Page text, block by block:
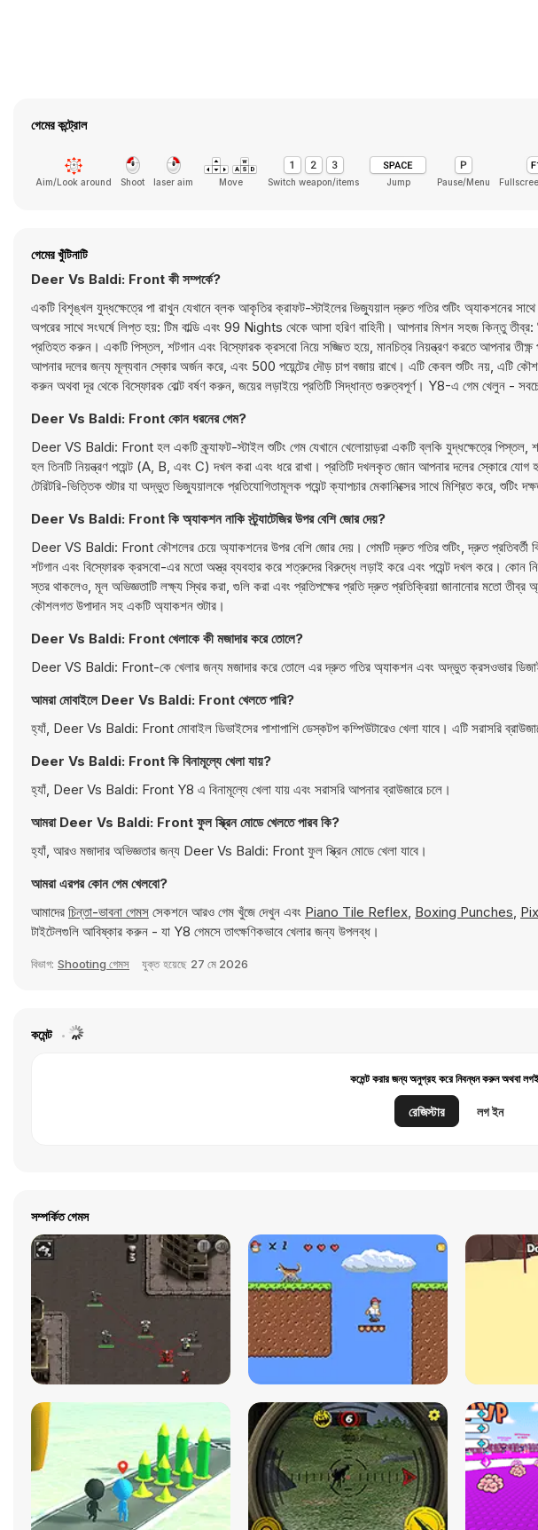
গেমের কন্ট্রোল
Aim/Look around Shoot laser aim Move Switch weapon/items Jump Pause/Menu
গেমের খুঁটিনাটি
Deer Vs Baldi: Front কী সম্পর্কে?
একটি বিশৃঙ্খল যুদ্ধক্ষেত্রে পা রাখুন যেখানে ব্লক আকৃতির ক্রাফট-স্টাইলের ভিজ্যুয়াল দ্রুত গতির শুটিং
অপরের সাথে সংঘর্ষে লিপ্ত হয়: টিম বাল্ডি এবং 99 Nights থেকে আসা হরিণ বাহিনী। আপনার মিশন সহজ কিন্তু
প্রতিহত করুন। একটি পিস্তল, শটগান এবং বিস্ফোরক ক্রসবো নিয়ে সজ্জিত হয়ে, মানচিত্র নিয়ন্ত্রণ করতে আপনার
আপনার দলের জন্য মূল্যবান স্কোর অর্জন করে, এবং 500 পয়েন্টের দৌড় চাপ বজায় রাখে। এটি কেবল শুটিং নয়, এটি
করুন অথবা দূর থেকে বিস্ফোরক বোল্ট বর্ষণ করুন, জয়ের লড়াইয়ে প্রতিটি সিদ্ধান্ত গুরুত্বপূর্ণ। Y8-এ গেম খেলুন -
Deer Vs Baldi: Front কোন ধরনের গেম?
Deer VS Baldi: Front হল একটি ক্র্যাফট-স্টাইল শুটিং গেম যেখানে খেলোয়াড়রা একটি ব্লকি যুদ্ধক্ষেত্রে
হল তিনটি নিয়ন্ত্রণ পয়েন্ট (A, B, এবং C) দখল করা এবং ধরে রাখা। প্রতিটি দখলকৃত জোন আপনার দলের স্কোরে
টেরিটরি-ভিত্তিক শুটার যা অদ্ভুত ভিজ্যুয়ালকে প্রতিযোগিতামূলক পয়েন্ট ক্যাপচার মেকানিক্সের সাথে মিশ্রিত করে,
Deer Vs Baldi: Front কি অ্যাকশন নাকি স্ট্র্যাটেজির উপর বেশি জোর দেয়?
Deer VS Baldi: Front কৌশলের চেয়ে অ্যাকশনের উপর বেশি জোর দেয়। গেমটি দ্রুত গতির শুটিং, দ্রুত প্রতিবর্তী
শটগান এবং বিস্ফোরক ক্রসবো-এর মতো অস্ত্র ব্যবহার করে শত্রুদের বিরুদ্ধে লড়াই করে এবং পয়েন্ট দখল করে। কোন
স্তর থাকলেও, মূল অভিজ্ঞতাটি লক্ষ্য স্থির করা, গুলি করা এবং প্রতিপক্ষের প্রতি দ্রুত প্রতিক্রিয়া জানানোর মতো তীব্র
কৌশলগত উপাদান সহ একটি অ্যাকশন শুটার।
Deer Vs Baldi: Front খেলাকে কী মজাদার করে তোলে?
Deer VS Baldi: Front-কে খেলার জন্য মজাদার করে তোলে এর দ্রুত গতির অ্যাকশন এবং অদ্ভুত ক্রসওভার
আমরা মোবাইলে Deer Vs Baldi: Front খেলতে পারি?
হ্যাঁ, Deer Vs Baldi: Front মোবাইল ডিভাইসের পাশাপাশি ডেস্কটপ কম্পিউটারেও খেলা যাবে। এটি সরাসরি
Deer Vs Baldi: Front কি বিনামূল্যে খেলা যায়?
হ্যাঁ, Deer Vs Baldi: Front Y8 এ বিনামূল্যে খেলা যায় এবং সরাসরি আপনার ব্রাউজারে চলে।
আমরা Deer Vs Baldi: Front ফুল স্ক্রিন মোডে খেলতে পারব কি?
হ্যাঁ, আরও মজাদার অভিজ্ঞতার জন্য Deer Vs Baldi: Front ফুল স্ক্রিন মোডে খেলা যাবে।
আমরা এরপর কোন গেম খেলবো?
আমাদের চিন্তা-ভাবনা গেমস সেকশনে আরও গেম খুঁজে দেখুন এবং Piano Tile Reflex, Boxing Punches,
টাইটেলগুলি আবিষ্কার করুন - যা Y8 গেমসে তাৎক্ষণিকভাবে খেলার জন্য উপলব্ধ।
বিভাগ: Shooting গেমস যুক্ত হয়েছে 27 মে 2026
কমেন্ট
কমেন্ট করার জন্য অনুগ্রহ করে নিবন্ধন করুন অথবা
রেজিস্টার লগ ইন
সম্পর্কিত গেমস